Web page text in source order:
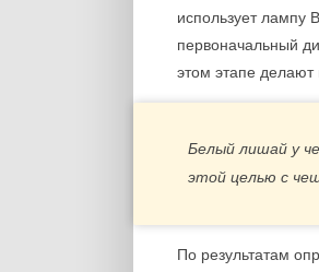
использует лампу
первоначальный
этом этапе делают
Белый лишай у
этой целью с
По результатам